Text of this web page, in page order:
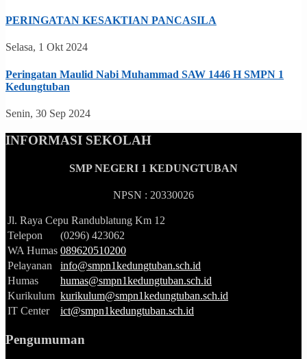
PERINGATAN KESAKTIAN PANCASILA
Selasa, 1 Okt 2024
Peringatan Maulid Nabi Muhammad SAW 1446 H SMPN 1
Kedungtuban
Senin, 30 Sep 2024
INFORMASI SEKOLAH
SMP NEGERI 1 KEDUNGTUBAN
NPSN : 20330026
Jl. Raya Cepu Randublatung Km 12
Telepon
(0296) 423062
WA Humas 089620510200
Pelayanan
info@smpn1kedungtuban.sch.id
Humas
humas@smpn1kedungtuban.sch.id
Kurikulum kurikulum@smpn1kedungtuban.sch.id
IT Center
ict@smpn1kedungtuban.sch.id
Pengumuman